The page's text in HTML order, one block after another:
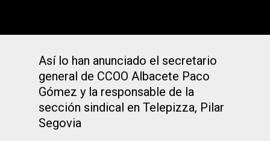
Así lo han anunciado el secretario
general de CCOO Albacete Paco
Gómez y la responsable de la
sección sindical en Telepizza, Pilar
Segovia